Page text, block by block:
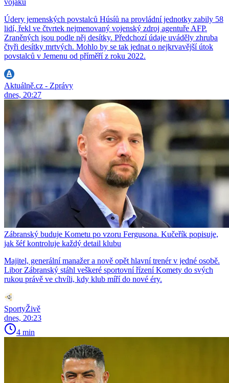
Údery jemenských povstalců Húsíů na provládní jednotky zabily 58
lidí, řekl ve čtvrtek nejmenovaný vojenský zdroj agentuře AFP.
Zraněných jsou podle něj desítky. Předchozí údaje uváděly zhruba
čtyři desítky mrtvých. Mohlo by se tak jednat o nejkrvavější útok
povstalců v Jemenu od příměří z roku 2022.
Aktuálně.cz - Zprávy
dnes, 20:27
Zábranský buduje Kometu po vzoru Fergusona. Kučeřík popisuje,
jak šéf kontroluje každý detail klubu
Majitel, generální manažer a nově opět hlavní trenér v jedné osobě.
Libor Zábranský stáhl veškeré sportovní řízení Komety do svých
rukou právě ve chvíli, kdy klub míří do nové éry.
SportyŽivě
dnes, 20:23
4 min